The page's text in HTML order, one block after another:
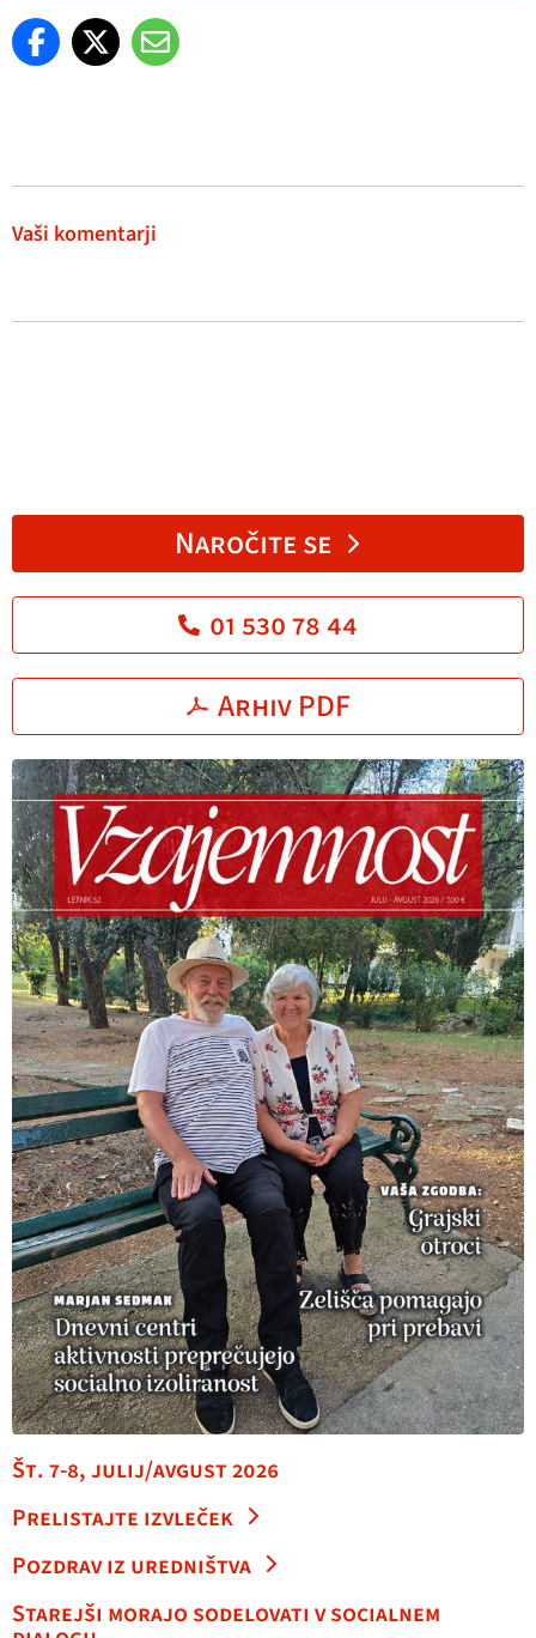
Vaši komentarji
Naročite se
01 530 78 44
Arhiv PDF
Št. 7-8, julij/avgust 2026
Prelistajte izvleček
Pozdrav iz uredništva
Starejši morajo sodelovati v socialnem